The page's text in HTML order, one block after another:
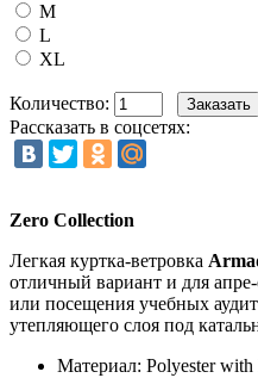
M
L
XL
Количество:
Рассказать в соцсетях:
Zero Collection
Легкая куртка-ветровка
отличный вариант и для
или посещения учебных
утепляющего слоя под
Материал: Polyester with